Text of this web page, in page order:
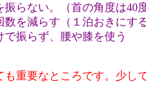
振らない。（首の角度は40
数を減らす（１泊おきにす
で振らず、腰や膝を使う
も重要なところです。少し